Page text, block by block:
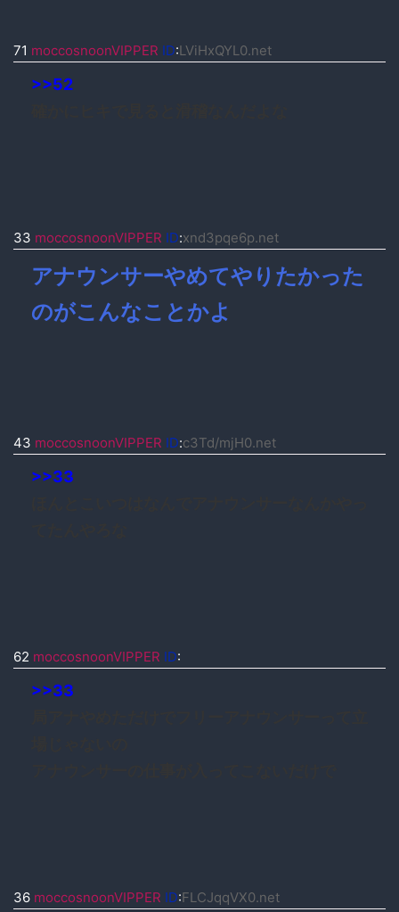
71 moccosnoonVIPPER ID:LViHxQYL0.net
>>52
33 moccosnoonVIPPER ID:xnd3pqe6p.net
アナウンサーやめてやりたかった
のがこんなことかよ
43 moccosnoonVIPPER ID:c3Td/mjH0.net
>>33
62 moccosnoonVIPPER ID:
>>33
36 moccosnoonVIPPER ID:FLCJqqVX0.net